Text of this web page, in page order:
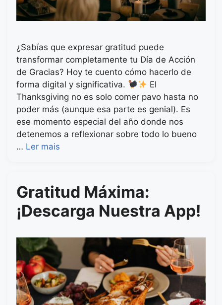
¿Sabías que expresar gratitud puede
transformar completamente tu Día de Acción
de Gracias? Hoy te cuento cómo hacerlo de
forma digital y significativa.
El
Thanksgiving no es solo comer pavo hasta no
poder más (aunque esa parte es genial). Es
ese momento especial del año donde nos
detenemos a reflexionar sobre todo lo bueno
… Ler mais
Gratitud Máxima:
¡Descarga Nuestra App!